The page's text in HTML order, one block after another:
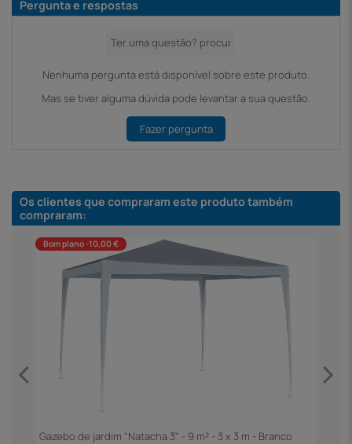
Pergunta e respostas
Nenhuma pergunta está disponível sobre este produto.
Mas se tiver alguma dúvida pode levantar a sua questão.
Fazer pergunta
Os clientes que compraram este produto também
compraram:
Bom plano -10,00 €
Gazebo de jardim "Natacha 3" - 9 m² - 3 x 3 m - Branco